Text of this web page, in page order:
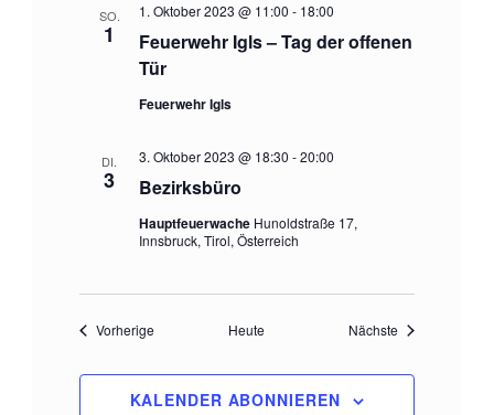
SO.
1
Feuerwehr Igls – Tag der offenen
Tür
1. Oktober 2023 @ 11:00 - 18:00
Feuerwehr Igls
DI.
3 Bezirksbüro
3. Oktober 2023 @ 18:30 -20:00
Hauptfeuerwache Hunoldstraße 17,
Innsbruck, Tirol, Österreich
Vorherige Veranstaltungen
Heute NächsteVeranstaltungen
KALENDER ABONNIEREN